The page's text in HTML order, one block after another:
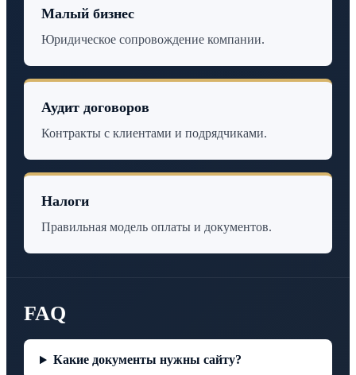
Малый бизнес
Юридическое сопровождение компании.
Аудит договоров
Контракты с клиентами и подрядчиками.
Налоги
Правильная модель оплаты и документов.
FAQ
Какие документы нужны сайту?